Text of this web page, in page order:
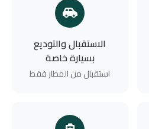
الاستقبال والتوديع
بسيارة خاصة
استقبال من المطار فقط